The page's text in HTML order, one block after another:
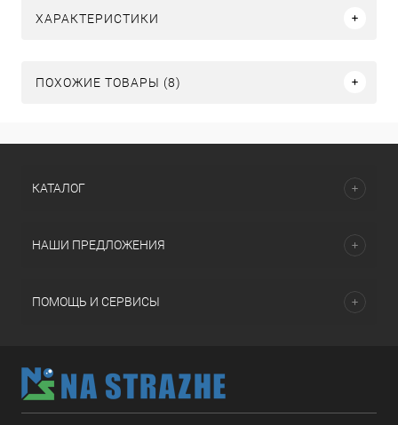
ХАРАКТЕРИСТИКИ
ПОХОЖИЕ ТОВАРЫ (8)
КАТАЛОГ
НАШИ ПРЕДЛОЖЕНИЯ
ПОМОЩЬ И СЕРВИСЫ